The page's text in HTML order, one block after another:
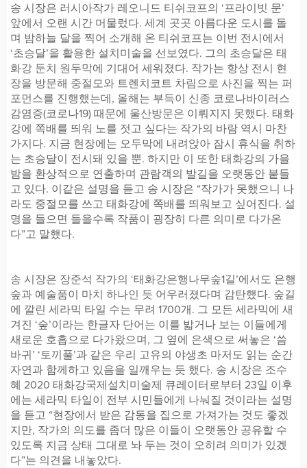
송 시장은 러시아작가 레오니드 티쉬코프의 ‘프라이빗 문’
앞에서 오랜 시간 머물렀다. 세계 곳곳 아름다운 도시를 돌
며 밤하늘 달을 찍어 소개해 온 티쉬코프는 이번 전시에서
‘초승달’을 활용한 설치미술을 선보였다. 그의 초승달은 태
화강 둔치 원두막에 기대어 세워졌다. 작가는 항상 전시 현
장을 방문해 중절모와 트렌치코트 차림으로 사진을 찍는 퍼
포먼스를 진행했는데, 올해는 부득이 신종 코로나바이러스
감염증(코로나19) 때문에 울산방문은 이뤄지지 못했다. 태화
강에 쪽배를 띄워 노를 젓고 싶다는 작가의 바람 역시 마찬
가지다. 지금 현장에는 오두막에 내려앉아 잠시 휴식을 취하
는 초승달이 전시돼 있을 뿐. 하지만 이 또한 태화강의 가을
밤을 환상적으로 연출하며 관람객의 발길을 오랫동안 붙들
고 있다. 이같은 설명을 듣고 송 시장은 “작가가 못했으니 나
라도 중절모를 쓰고 태화강에 쪽배를 띄워보고 싶어진다. 설
명을 들으면 들을수록 작품이 굉장히 다른 의미로 다가온
다”고 말했다.
송 시장은 장준석 작가의 ‘태화강은행나무숲1길’에서도 은행
숲과 예술품이 마치 하나인 듯 어우러졌다며 감탄했다. 숲길
에 깔린 세라믹 타일 수는 무려 1700개. 그 모든 세라믹에 새
겨진 ‘숲’이라는 한글자 단어는 이를 밟거나 보는 이들에게
새로운 호흡으로 다가왔으며, 그 옆에 은색으로 써놓은 ‘씀
바귀’ ‘토끼풀’과 같은 우리 고유의 야생초 마저도 읽는 순간
자연과 함께하고 있음을 일깨우는 듯 했다. 송 시장은 조수
혜 2020 태화강국제설치미술제 큐레이터로부터 23일 이후
에는 세라믹 타일이 전부 시민들에게 나눠질 것이라는 설명
을 듣고 “현장에서 받은 감동을 집으로 가져가는 것도 좋겠
지만, 작가의 의도를 좀더 많은 이들이 오랫동안 공유할 수
있도록 지금 상태 그대로 놔 두는 것이 오히려 의미가 있겠
다”는 의견을 내놓았다.